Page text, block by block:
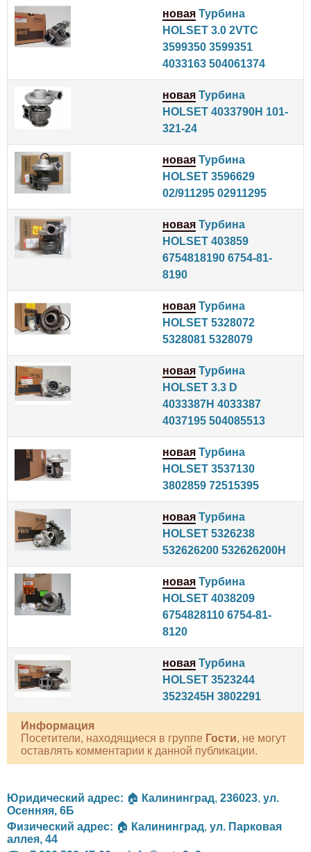
новая Турбина
HOLSET 3.0 2VTC
3599350 3599351
4033163 504061374
новая Турбина
HOLSET 4033790H 101-
321-24
новая Турбина
HOLSET 3596629
02/911295 02911295
новая Турбина
HOLSET 403859
6754818190 6754-81-
8190
новая Турбина
HOLSET 5328072
5328081 5328079
новая Турбина
HOLSET 3.3 D
4033387H 4033387
4037195 504085513
новая Турбина
HOLSET 3537130
3802859 72515395
новая Турбина
HOLSET 5326238
532626200 532626200H
новая Турбина
HOLSET 4038209
6754828110 6754-81-
8120
новая Турбина
HOLSET 3523244
3523245H 3802291
Информация
Посетители, находящиеся в группе Гости, не могут
оставлять комментарии к данной публикации.
Юридический адрес: 🏠 Калининград, 236023, ул.
Осенняя, 6Б
Физический адрес: 🏠 Калининград, ул. Парковая
аллея, 44